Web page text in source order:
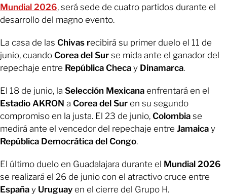
Mundial 2026, será sede de cuatro partidos durante el
desarrollo del magno evento.
La casa de las Chivas recibirá su primer duelo el 11 de
junio, cuando Corea del Sur se mida ante el ganador del
repechaje entre República Checa y Dinamarca.
El 18 de junio, la Selección Mexicana enfrentará en el
Estadio AKRON a Corea del Sur en su segundo
compromiso en la justa. El 23 de junio, Colombia se
medirá ante el vencedor del repechaje entre Jamaica y
República Democrática del Congo.
El último duelo en Guadalajara durante el Mundial 2026
se realizará el 26 de junio con el atractivo cruce entre
España y Uruguay en el cierre del Grupo H.